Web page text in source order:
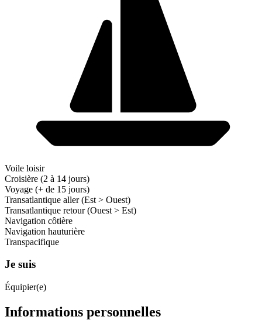
Voile loisir
Croisière (2 à 14 jours)
Voyage (+ de 15 jours)
Transatlantique aller (Est > Ouest)
Transatlantique retour (Ouest > Est)
Navigation côtière
Navigation hauturière
Transpacifique
Je suis
Équipier(e)
Informations personnelles